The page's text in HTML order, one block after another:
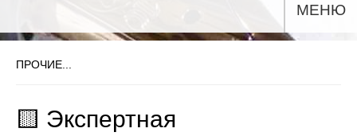
МЕНЮ
ПРОЧИЕ...
🟨 Экспертная